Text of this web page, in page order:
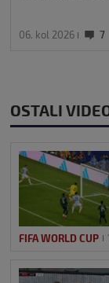
06. kol 2026 7
OSTALI
FIFA WORLD CUP